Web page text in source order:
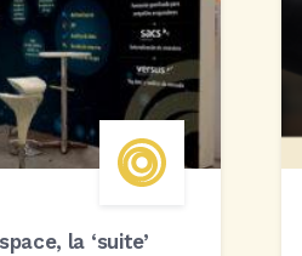
la ‘suite’